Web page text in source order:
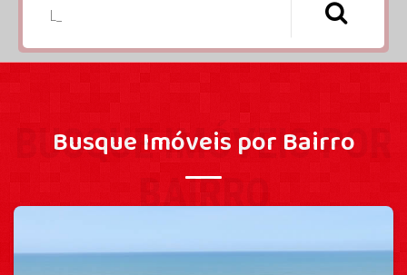
Busque Imóveis por Bairro
BUSQUE IMÓVEIS POR
BAIRRO